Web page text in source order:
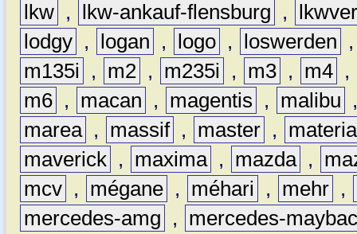
lkw , lkw-ankauf-flensburg ,
lodgy , logan , logo , loswerden
m135i
, m2 , m235i , m3 , m4 ,
m6 , macan , magentis , malibu
marea , massif , master ,
materia
maverick , maxima , mazda ,
mcv , mégane , méhari , mehr ,
mercedes-amg
,
mercedes-